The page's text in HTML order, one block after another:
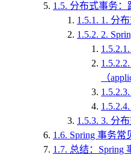
1.5. 分布式事务：
1.5.1. 1. 分
1.5.2. 2.
1.5.2.1.
1.5.2.2.
（
1.5.2.3.
1.5.2.4.
1.5.3. 3. 分
1.6. Spring 事务常
1.7. 总结：Spring